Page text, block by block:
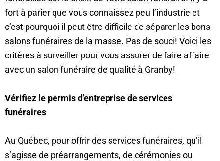
fort à parier que vous connaissez peu l’industrie et
c’est pourquoi il peut être difficile de séparer les bons
salons funéraires de la masse. Pas de souci! Voici les
critères à surveiller pour vous assurer de faire affaire
avec un salon funéraire de qualité à Granby!
Vérifiez le permis d’entreprise de services
funéraires
Au Québec, pour offrir des services funéraires, qu’il
s’agisse de préarrangements, de cérémonies ou